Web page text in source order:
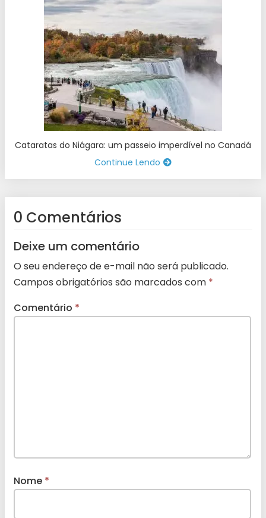
Cataratas do Niágara: um passeio imperdível no Canadá
Continue Lendo
0 Comentários
Deixe um comentário
O seu endereço de e-mail não será publicado.
Campos obrigatórios são marcados com *
Comentário *
Nome *